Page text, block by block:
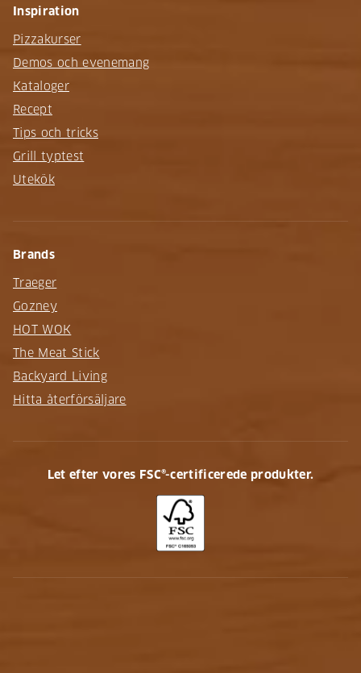
Inspiration
Pizzakurser
Demos och evenemang
Kataloger
Recept
Tips och tricks
Grill typtest
Utekök
Brands
Traeger
Gozney
HOT WOK
The Meat Stick
Backyard Living
Hitta återförsäljare
Let efter vores FSC®-certificerede produkter.